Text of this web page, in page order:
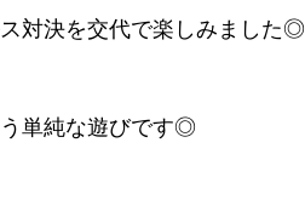
対決を交代で楽しみました◎
単純な遊びです◎